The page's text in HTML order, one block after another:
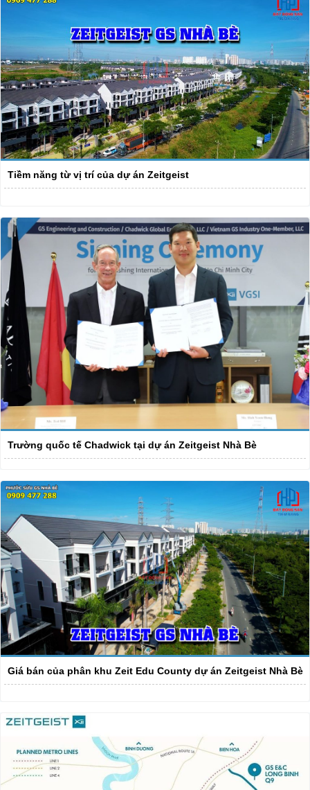
Tiềm năng từ vị trí của dự án Zeitgeist
Trường quốc tế Chadwick tại dự án Zeitgeist Nhà Bè
Giá bán của phân khu Zeit Edu County dự án Zeitgeist Nhà Bè